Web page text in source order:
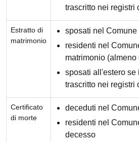
trascritto nei registri
Estratto di
matrimonio
sposati nel Comune
residenti nel
matrimonio
sposati all'estero se
trascritto nei registri
Certificato
di morte
deceduti nel
residenti nel
decesso